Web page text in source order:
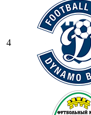
4